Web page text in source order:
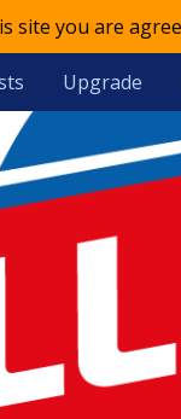
site you are
Upgrade